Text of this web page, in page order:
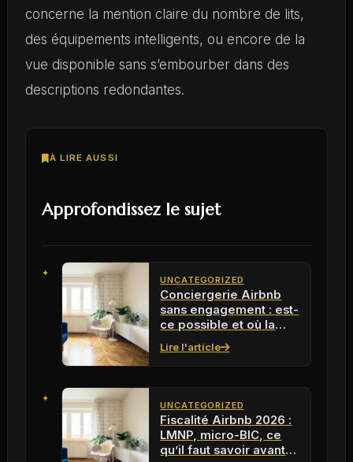
concerne la mention claire du nombre de lits,
des équipements intelligents, ou encore de la
vue disponible sans s’embourber dans des
descriptions redondantes.
À LIRE AUSSI
Approfondissez le sujet
UNCATEGORIZED
Conciergerie Airbnb
sans engagement : est-
ce possible et où la
Lire l'article
UNCATEGORIZED
Fiscalité Airbnb 2026 :
LMNP, micro-BIC, ce
qu’il faut savoir avant